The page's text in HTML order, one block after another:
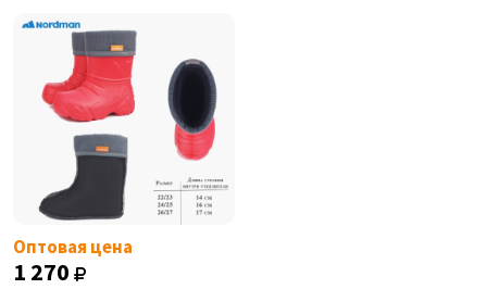
Оптовая цена
1 270